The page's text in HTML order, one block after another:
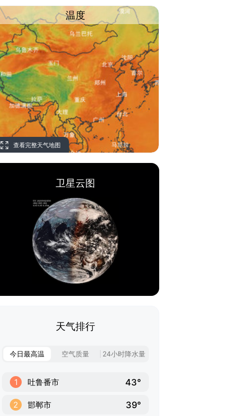
温度
查看完整天气地图
卫星云图
天气排行
今日最高温 空气质量 24小时降水量
1 吐鲁番市 43°
2 邯郸市 39°